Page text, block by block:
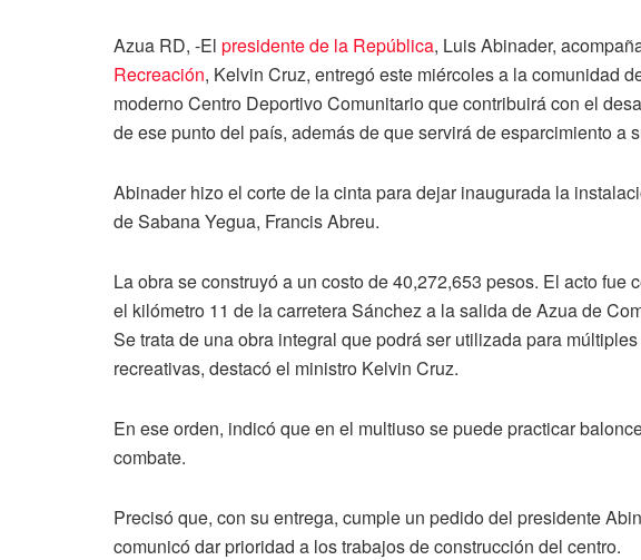
Azua RD, -El presidente de la República, Luis Abinader,
Recreación, Kelvin Cruz, entregó este miércoles a la comunidad
moderno Centro Deportivo Comunitario que contribuirá con el
de ese punto del país, además de que servirá de esparcimiento a
Abinader hizo el corte de la cinta para dejar inaugurada la
de Sabana Yegua, Francis Abreu.
La obra se construyó a un costo de 40,272,653 pesos. El acto fue
el kilómetro 11 de la carretera Sánchez a la salida de Azua de
Se trata de una obra integral que podrá ser utilizada para
recreativas, destacó el ministro Kelvin Cruz.
En ese orden, indicó que en el multiuso se puede practicar
combate.
Precisó que, con su entrega, cumple un pedido del presidente
comunicó dar prioridad a los trabajos de construcción del centro.